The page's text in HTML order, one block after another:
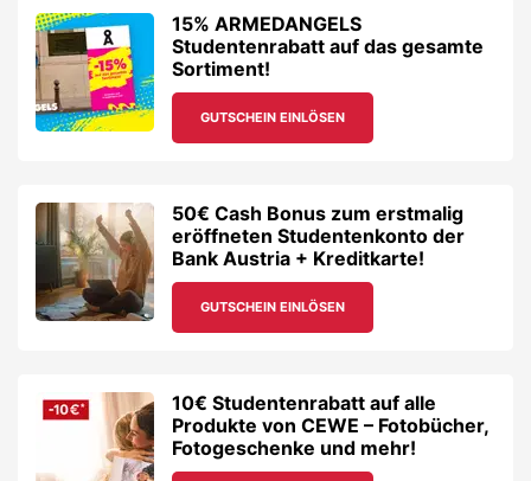
15% ARMEDANGELS
Studentenrabatt auf das gesamte
Sortiment!
GUTSCHEIN EINLÖSEN
50€ Cash Bonus zum erstmalig
eröffneten Studentenkonto der
Bank Austria + Kreditkarte!
GUTSCHEIN EINLÖSEN
10€ Studentenrabatt auf alle
Produkte von CEWE – Fotobücher,
Fotogeschenke und mehr!